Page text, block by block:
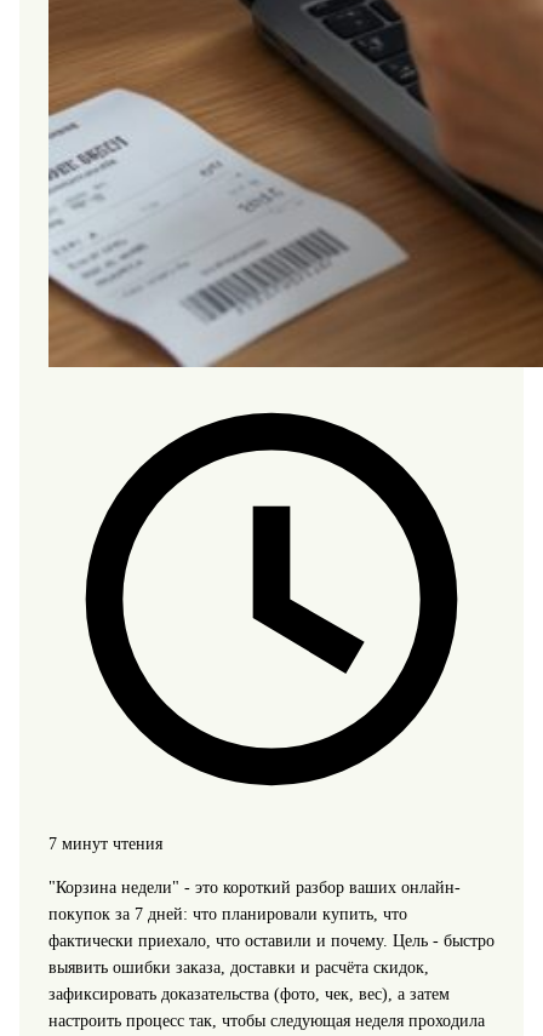
7 минут чтения
"Корзина недели" - это короткий разбор ваших онлайн-
покупок за 7 дней: что планировали купить, что
фактически приехало, что оставили и почему. Цель - быстро
выявить ошибки заказа, доставки и расчёта скидок,
зафиксировать доказательства (фото, чек, вес), а затем
настроить процесс так, чтобы следующая неделя проходила